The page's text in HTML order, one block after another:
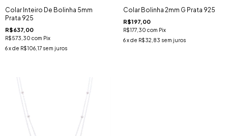
Colar Inteiro De Bolinha 5mm
Prata 925
R$637,00
R$573,30 com Pix
6x de R$106,17 sem juros
Colar Bolinha 2mm G Prata 925
R$197,00
R$177,30 com Pix
6 x de R$32,83 sem juros